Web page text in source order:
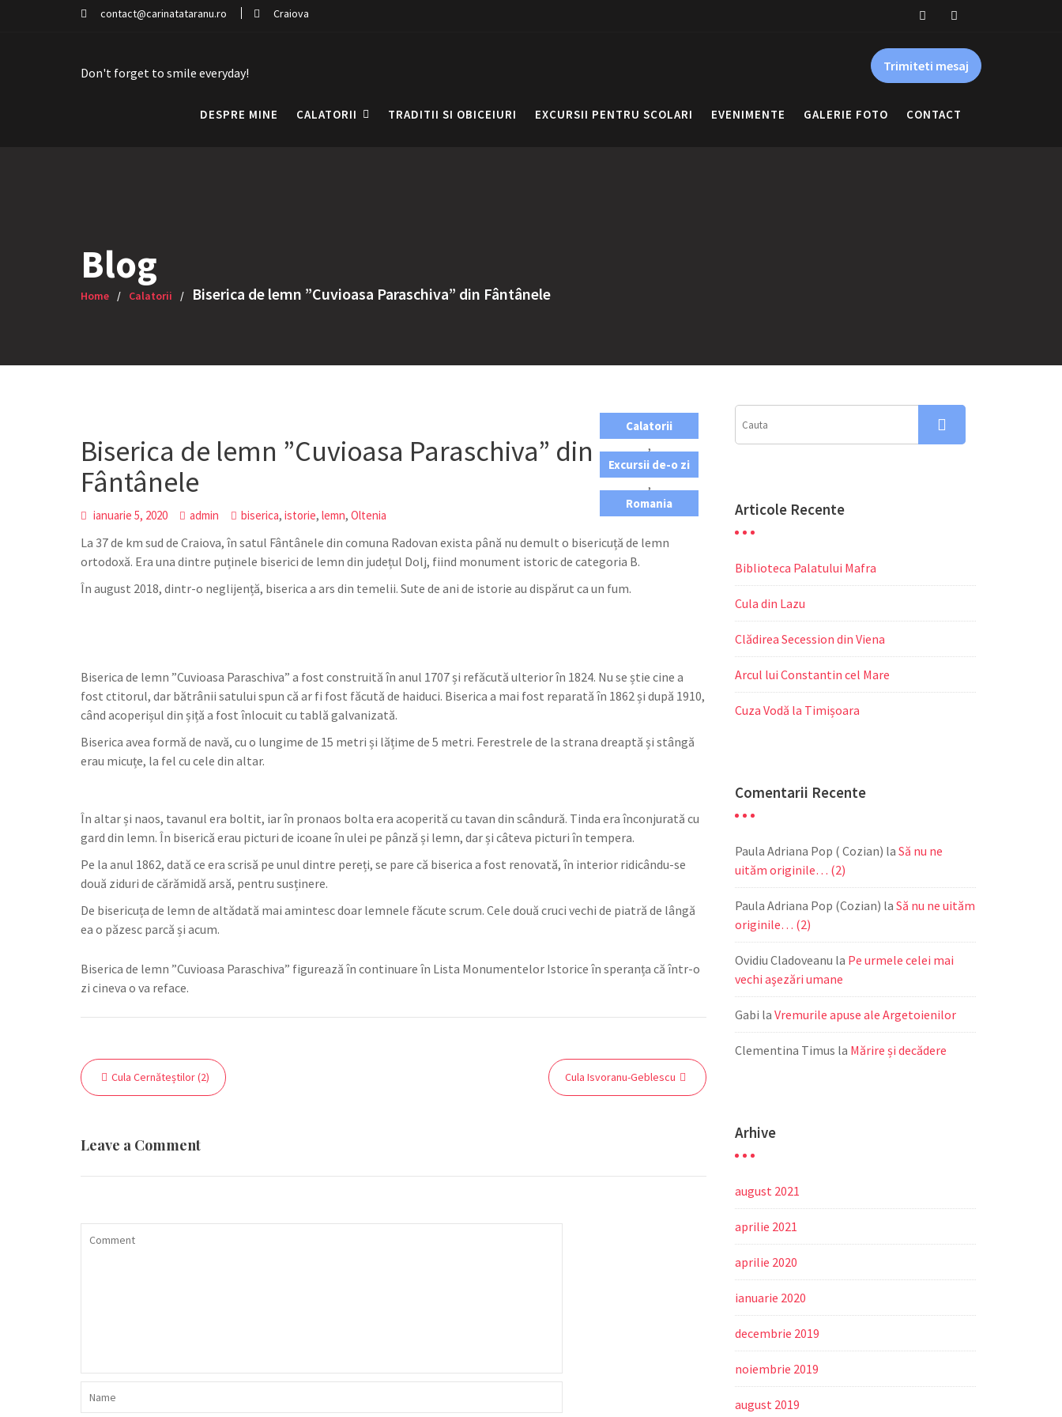
contact@carinatataranu.ro Craiova
Don't forget to smile everyday! Trimiteti mesaj
DESPRE MINE CALATORII TRADITII SI OBICEIURI EXCURSII PENTRU SCOLARI EVENIMENTE GALERIE FOTO CONTACT
Blog
Home Calatorii Biserica de lemn ”Cuvioasa Paraschiva” din Fântânele
Calatorii
,
Excursii de-o zi
,
Romania
Biserica de lemn ”Cuvioasa Paraschiva” din
Fântânele
ianuarie 5, 2020 admin biserica, istorie, lemn, Oltenia
La 37 de km sud de Craiova, în satul Fântânele din comuna Radovan exista până nu demult o bisericuță de lemn
ortodoxă. Era una dintre puținele biserici de lemn din județul Dolj, fiind monument istoric de categoria B.
În august 2018, dintr-o neglijență, biserica a ars din temelii. Sute de ani de istorie au dispărut ca un fum.
Biserica de lemn ”Cuvioasa Paraschiva” a fost construită în anul 1707 și refăcută ulterior în 1824. Nu se știe cine a
fost ctitorul, dar bătrânii satului spun că ar fi fost făcută de haiduci. Biserica a mai fost reparată în 1862 și după 1910,
când acoperișul din șiță a fost înlocuit cu tablă galvanizată.
Biserica avea formă de navă, cu o lungime de 15 metri și lățime de 5 metri. Ferestrele de la strana dreaptă și stângă
erau micuțe, la fel cu cele din altar.
În altar și naos, tavanul era boltit, iar în pronaos bolta era acoperită cu tavan din scândură. Tinda era înconjurată cu
gard din lemn. În biserică erau picturi de icoane în ulei pe pânză și lemn, dar și câteva picturi în tempera.
Pe la anul 1862, dată ce era scrisă pe unul dintre pereți, se pare că biserica a fost renovată, în interior ridicându-se
două ziduri de cărămidă arsă, pentru susținere.
De bisericuța de lemn de altădată mai amintesc doar lemnele făcute scrum. Cele două cruci vechi de piatră de lângă
ea o păzesc parcă și acum.
Biserica de lemn ”Cuvioasa Paraschiva” figurează în continuare în Lista Monumentelor Istorice în speranța că într-o
zi cineva o va reface.
Navigare
în
Cula Cernăteștilor (2) Cula Isvoranu-Geblescu
Leave a Comment
Articole Recente
Biblioteca Palatului Mafra
Cula din Lazu
Clădirea Secession din Viena
Arcul lui Constantin cel Mare
Cuza Vodă la Timișoara
Comentarii Recente
Paula Adriana Pop ( Cozian) laSă nu ne
uităm originile… (2)
Paula Adriana Pop (Cozian) laSă nu ne uităm
originile… (2)
Ovidiu Cladoveanu la Pe urmele celei mai
vechi aşezări umane
Gabi laVremurile apuse ale Argetoienilor
Clementina Timus la Mărire și decădere
Arhive
august 2021
aprilie 2021
aprilie 2020
ianuarie 2020
decembrie 2019
noiembrie 2019
august 2019